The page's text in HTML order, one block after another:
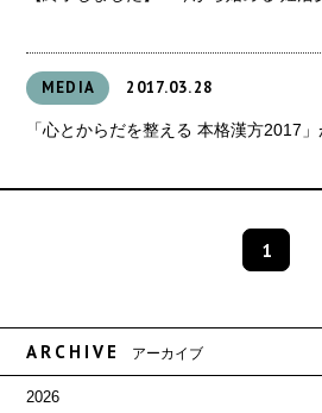
MEDIA 2017.03.28
「心とからだを整える 本格漢方2017
1
ARCHIVE アーカイブ
2026